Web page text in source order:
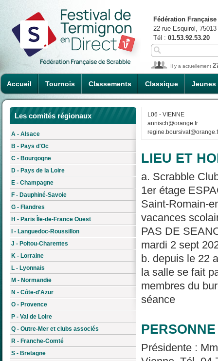
Accueil Tournois Classements Classique Jeunes
Fédération
22 rue Esquirol,
Tél : 01.53.92.53.20
Il y a actuellement
Les comités régionaux
A - Alsace
B - Pays d'Oc
C - Bourgogne
D - Pays de la Loire
E - Champagne
F - Dauphiné-Savoie
G - Flandres
H - Paris Île-de-France Ouest
I - Languedoc-Roussillon
J - Poitou-Charentes
K - Lorraine
L - Lyonnais
M - Normandie
N - Côte-d'Azur
O - Provence
P - Val de Loire
Q - Outre-Mer et clubs associés
R - Franche-Comté
S - Bretagne
L06 - VIENNE
annisch@orange.fr
LIEU ET
a. Scrabble
1er étage
Saint-Romain-
vacances
PAS DE
mardi 2 sept
b. depuis le 22
la salle se fait
membres du
séance
Présidente :